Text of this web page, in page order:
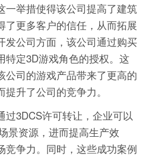
一举措使得该公司提高了建筑
了更多客户的信任，从而拓展
发公司方面，该公司通过购买
特定3D游戏角色的授权。这
公司的游戏产品带来了更高的
升了公司的竞争力。
过3DCS许可转让，企业可以
景资源，进而提高生产效
竞争力。同时，这些成功案例